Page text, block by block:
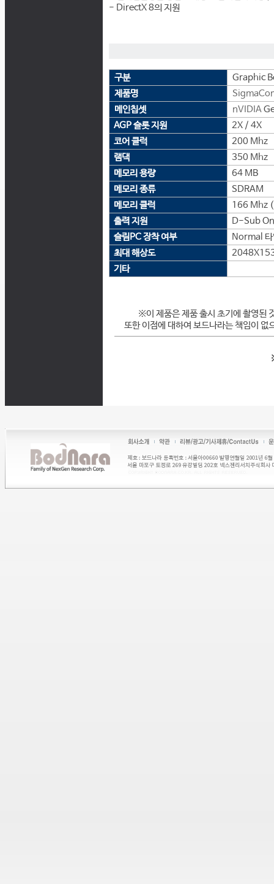
- DirectX 8의 지원
구분
Graphic
제품명
메인칩셋
nVIDIA
AGP 슬롯 지원
2X / 4X
코어 클럭
200 Mhz
램댁
350 Mhz
메모리 용량
64 MB
메모리 종류
SDRAM
메모리 클럭
166 Mhz
출력 지원
D-Sub
슬림PC 장착 여부
Normal 타
최대 해상도
기타
※이 제품은 제품 출시 초기에 촬영된
또한 이점에 대하여 보드나라는 책임이 없